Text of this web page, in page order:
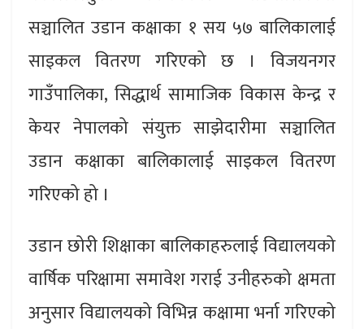
सञ्चालित उडान कक्षाका १ सय ५७ बालिकालाई
साइकल वितरण गरिएको छ । विजयनगर
गाउँपालिका, सिद्धार्थ सामाजिक विकास केन्द्र र
केयर नेपालको संयुक्त साझेदारीमा सञ्चालित
उडान कक्षाका बालिकालाई साइकल वितरण
गरिएको हो ।
उडान छोरी शिक्षाका बालिकाहरुलाई विद्यालयको
वार्षिक परिक्षामा समावेश गराई उनीहरुको क्षमता
अनुसार विद्यालयको विभिन्न कक्षामा भर्ना गरिएको